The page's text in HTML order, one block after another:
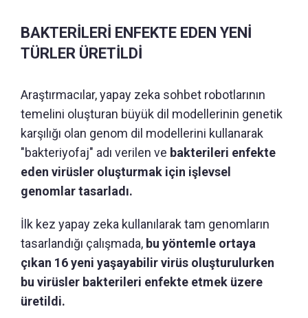
BAKTERİLERİ ENFEKTE EDEN YENİ
TÜRLER ÜRETİLDİ
Araştırmacılar, yapay zeka sohbet robotlarının
temelini oluşturan büyük dil modellerinin genetik
karşılığı olan genom dil modellerini kullanarak
"bakteriyofaj" adı verilen ve bakterileri enfekte
eden virüsler oluşturmak için işlevsel
genomlar tasarladı.
İlk kez yapay zeka kullanılarak tam genomların
tasarlandığı çalışmada, bu yöntemle ortaya
çıkan 16 yeni yaşayabilir virüs oluşturulurken
bu virüsler bakterileri enfekte etmek üzere
üretildi.